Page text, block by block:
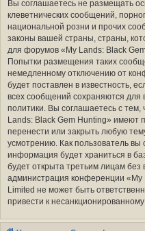
Вы соглашаетесь не размещать
клеветнических сообщений,
национальной розни и прочих
законы вашей страны, страны,
для форумов «My Lands: Black
Попытки размещения таких
немедленному отключению от
будет поставлен в известность,
всех сообщений сохраняются для
политики. Вы соглашаетесь с
Lands: Black Gem Hunting» имеют
перенести или закрыть любую
усмотрению. Как пользователь вы
информация будет храниться в
будет открыта третьим лицам
администрация конференции
Limited не может быть
привести к